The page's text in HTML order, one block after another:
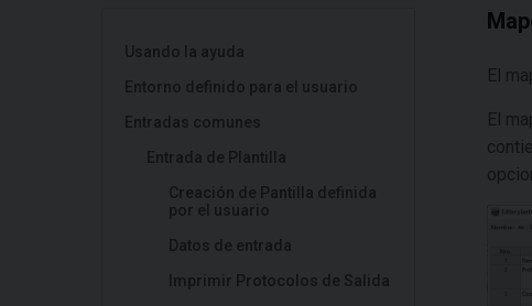
Usando la ayuda
Entorno definido para el usuario
Entradas comunes
Entrada de Plantilla
Creación de Pantilla definida
por el usuario
Datos de entrada
Imprimir Protocolos de Salida
El
El